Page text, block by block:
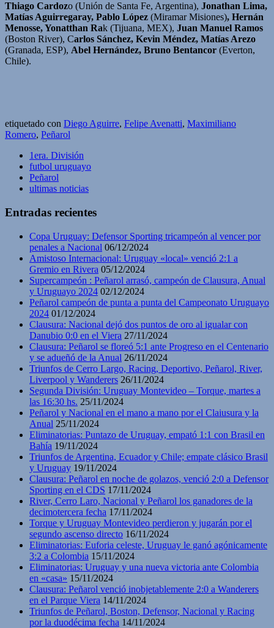
Thiago Cardozo (Unión de Santa Fe, Argentina), Jonathan Lima,
Matías Aguirregaray, Pablo López (Miramar Misiones), Hernán
Menosse, Yonatthan Rak (Tijuana, MEX), Juan Manuel Ramos
(Boston River), Carlos Sánchez, Kevin Méndez, Matías Arezo
(Granada, ESP), Abel Hernández, Bruno Bentancor (Everton,
Chile).
etiquetado con Diego Aguirre, Felipe Avenatti, Maximiliano
Romero, Peñarol
1era. División
futbol uruguayo
Peñarol
ultimas noticias
Entradas recientes
Copa Uruguay: Defensor Sporting tricampeón al vencer por
penales a Nacional 06/12/2024
Amistoso Internacional: Uruguay «local» venció 2:1 a
Gremio en Rivera 05/12/2024
Supercampeón : Peñarol arrasó, campeón de Clausura, Anual
y Uruguayo 2024 02/12/2024
Peñarol campeón de punta a punta del Campeonato Uruguayo
2024 01/12/2024
Clausura: Nacional dejó dos puntos de oro al igualar con
Danubio 0:0 en el Viera 27/11/2024
Clausura: Peñarol se floreó 5:1 ante Progreso en el Centenario
y se adueñó de la Anual 26/11/2024
Triunfos de Cerro Largo, Racing, Deportivo, Peñarol, River,
Liverpool y Wanderers 26/11/2024
Segunda División: Uruguay Montevideo – Torque, martes a
las 16:30 hs. 25/11/2024
Peñarol y Nacional en el mano a mano por el Claiusura y la
Anual 25/11/2024
Eliminatorias: Puntazo de Uruguay, empató 1:1 con Brasil en
Bahía 19/11/2024
Triunfos de Argentina, Ecuador y Chile; empate clásico Brasil
y Uruguay 19/11/2024
Clausura: Peñarol en noche de golazos, venció 2:0 a Defensor
Sporting en el CDS 17/11/2024
River, Cerro Laro, Nacional y Peñarol los ganadores de la
decimotercera fecha 17/11/2024
Torque y Uruguay Montevideo perdieron y jugarán por el
segundo ascenso directo 16/11/2024
Eliminatorias: Euforia celeste, Uruguay le ganó agónicamente
3:2 a Colombia 15/11/2024
Eliminatorias: Uruguay y una nueva victoria ante Colombia
en «casa» 15/11/2024
Clausura: Peñarol venció inobjetablemente 2:0 a Wanderers
en el Parque Viera 14/11/2024
Triunfos de Peñarol, Boston, Defensor, Nacional y Racing
por la duodécima fecha 14/11/2024